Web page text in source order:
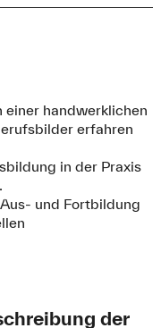
einer handwerklichen
erfahren
in der Praxis
und Fortbildung
der